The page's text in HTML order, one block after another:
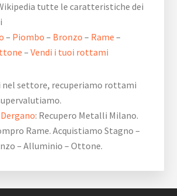
tutte le caratteristiche dei
– Piombo – Bronzo – Rame –
–Vendi i tuoi rottami
nel settore, recuperiamo rottami
: Recupero Metalli Milano.
Rame. Acquistiamo Stagno –
– Alluminio – Ottone.